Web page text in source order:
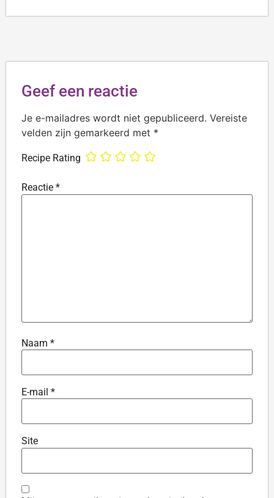
Geef een reactie
Je e-mailadres wordt niet gepubliceerd. Vereiste
velden zijn gemarkeerd met *
Recipe Rating
Reactie *
Naam *
E-mail *
Site